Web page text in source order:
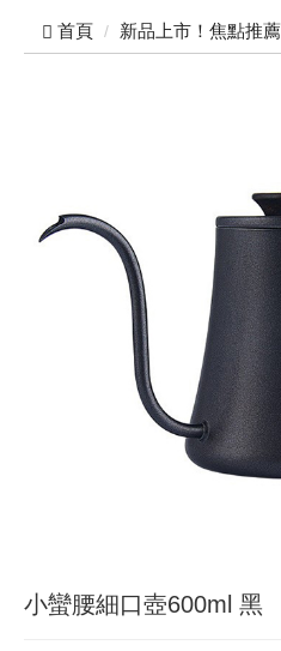
首頁 新品上市！焦點推薦
小蠻腰細口壺600ml 黑